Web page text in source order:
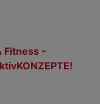
Fitness -